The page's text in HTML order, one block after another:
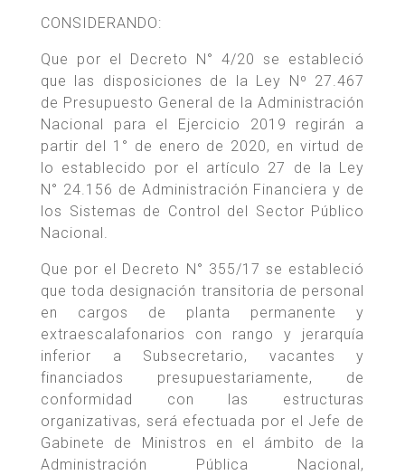
CONSIDERANDO:
Que por el Decreto N° 4/20 se estableció
que las disposiciones de la Ley Nº 27.467
de Presupuesto General de la Administración
Nacional para el Ejercicio 2019 regirán a
partir del 1° de enero de 2020, en virtud de
lo establecido por el artículo 27 de la Ley
N° 24.156 de Administración Financiera y de
los Sistemas de Control del Sector Público
Nacional.
Que por el Decreto N° 355/17 se estableció
que toda designación transitoria de personal
en cargos de planta permanente y
extraescalafonarios con rango y jerarquía
inferior a Subsecretario, vacantes y
financiados presupuestariamente, de
conformidad con las estructuras
organizativas, será efectuada por el Jefe de
Gabinete de Ministros en el ámbito de la
Administración Pública Nacional,